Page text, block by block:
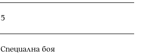
5
Специална боя